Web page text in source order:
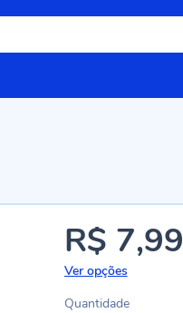
R$ 7,99
Ver opções
Quantidade